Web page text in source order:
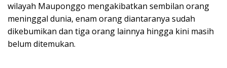
wilayah Mauponggo mengakibatkan sembilan orang
meninggal dunia, enam orang diantaranya sudah
dikebumikan dan tiga orang lainnya hingga kini masih
belum ditemukan.